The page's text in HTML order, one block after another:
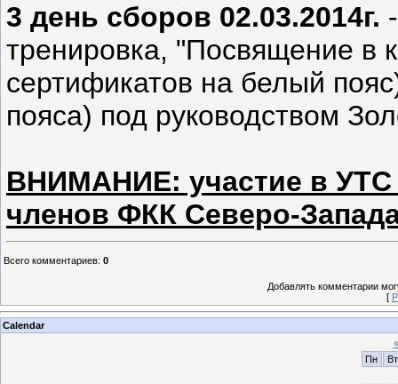
3 день сборов 02.03.2014г.
тренировка, "Посвящение в
сертификатов на белый
пояса) под руководством
ВНИМАНИЕ: участие в УТС
членов ФКК Северо-
Всего комментариев: 0
Добавлять комментарии
[
Calendar
«
Пн
Вт